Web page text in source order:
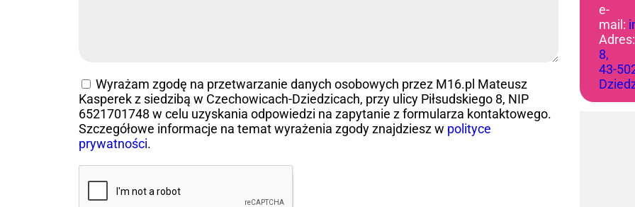
Wyrażam zgodę na przetwarzanie danych osobowych przez M16.pl Mateusz
Kasperek z siedzibą w Czechowicach-Dziedzicach, przy ulicy Piłsudskiego 8, NIP
6521701748 w celu uzyskania odpowiedzi na zapytanie z formularza kontaktowego.
Szczegółowe informacje na temat wyrażenia zgody znajdziesz w polityce
prywatności.
e-
mail:
8,
43-